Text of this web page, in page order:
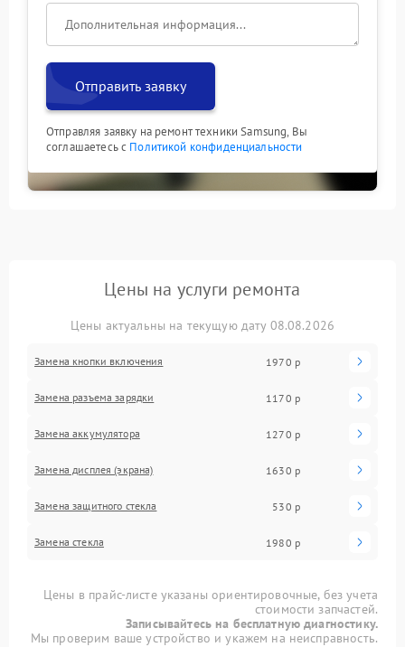
Отправить заявку
Отправляя заявку на ремонт техники Samsung, Вы
соглашаетесь с Политикой конфиденциальности
Цены на услуги ремонта
Цены актуальны на текущую дату 08.08.2026
Замена кнопки включения 1970 р
Замена разъема зарядки 1170 р
Замена аккумулятора 1270 р
Замена дисплея (экрана) 1630 р
Замена защитного стекла 530 р
Замена стекла 1980 р
Цены в прайс-листе указаны ориентировочные, без учета
стоимости запчастей.
Записывайтесь на бесплатную диагностику.
Мы проверим ваше устройство и укажем на неисправность.